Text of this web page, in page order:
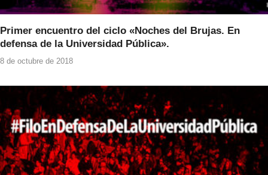
Primer encuentro del ciclo «Noches del Brujas. En
defensa de la Universidad Pública».
8 de octubre de 2018